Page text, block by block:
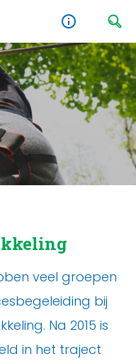
veel groepen
bij
Na 2015 is
in het traject